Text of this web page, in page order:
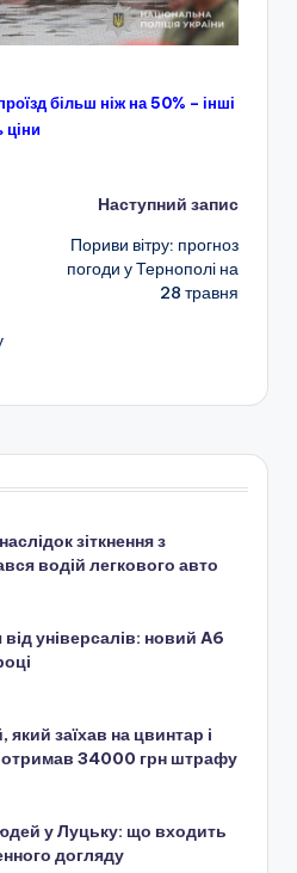
більш ніж на 50% – інші
ціни
Наступний запис
Пориви вітру: прогноз
погоди у Тернополі на
28 травня
зіткнення з
водій легкового авто
універсалів: новий A6
заїхав на цвинтар і
34000 грн штрафу
у Луцьку: що входить
догляду